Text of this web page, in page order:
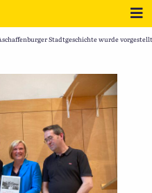
Stadtgeschichte wurde